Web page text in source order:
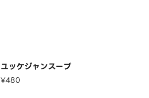
ユッケジャンスープ
¥480